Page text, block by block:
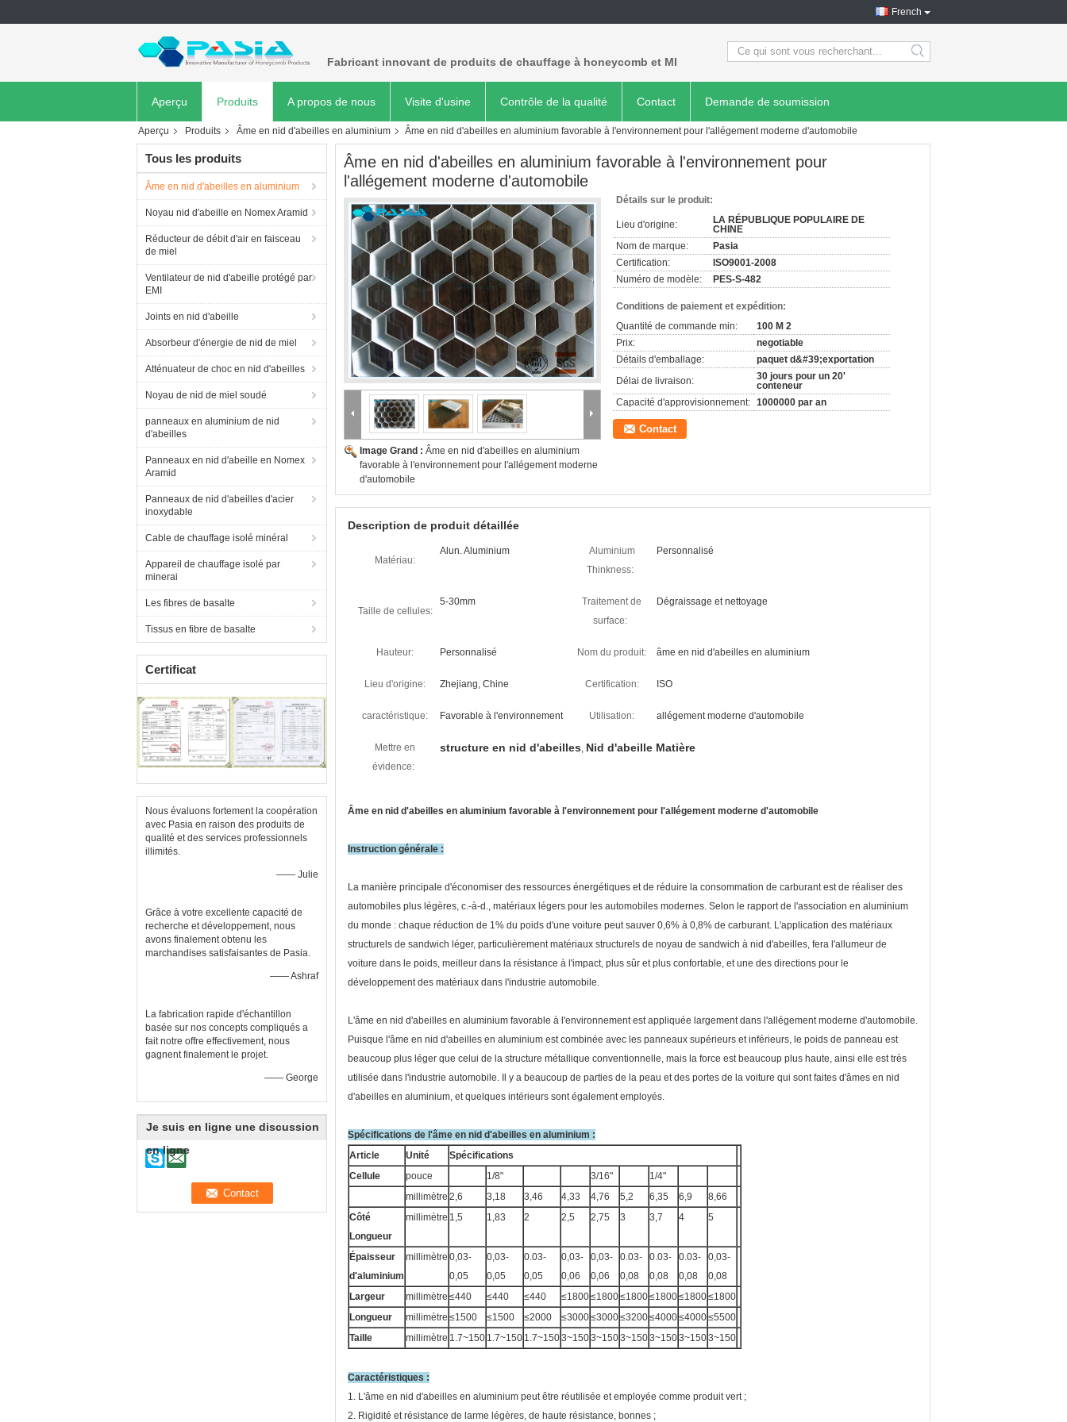
French
Fabricant innovant de produits de chauffage à honeycomb et MI search
Aperçu Produits A propos de nous Visite d'usine Contrôle de la qualité Contact Demande de soumission
Aperçu Produits Âme en nid d'abeilles en aluminium Âme en nid d'abeilles en aluminium favorable à l'environnement pour l'allégement moderne d'automobile
Tous les produits
Âme en nid d'abeilles en aluminium
Noyau nid d'abeille en Nomex Aramid
Réducteur de débit d'air en faisceau
de miel
Ventilateur de nid d'abeille protégé par
EMI
Joints en nid d'abeille
Absorbeur d'énergie de nid de miel
Atténuateur de choc en nid d'abeilles
Noyau de nid de miel soudé
panneaux en aluminium de nid
d'abeilles
Panneaux en nid d'abeille en Nomex
Aramid
Panneaux de nid d'abeilles d'acier
inoxydable
Cable de chauffage isolé minéral
Appareil de chauffage isolé par
minerai
Les fibres de basalte
Tissus en fibre de basalte
Certificat
Nous évaluons fortement la coopération
avec Pasia en raison des produits de
qualité et des services professionnels
illimités.
—— Julie
Grâce à votre excellente capacité de
recherche et développement, nous
avons finalement obtenu les
marchandises satisfaisantes de Pasia.
—— Ashraf
La fabrication rapide d'échantillon
basée sur nos concepts compliqués a
fait notre offre effectivement, nous
gagnent finalement le projet.
—— George
Je suis en ligne une discussion
en ligne
Âme en nid d'abeilles en aluminium favorable à l'environnement pour
l'allégement moderne d'automobile
Image Grand : Âme en nid d'abeilles en aluminium
favorable à l'environnement pour l'allégement moderne
d'automobile
Détails sur le produit:
Lieu d'origine:
LA RÉPUBLIQUE POPULAIRE DE
CHINE
Nom de marque:
Pasia
Certification:
ISO9001-2008
Numéro de modèle:
PES-S-482
Conditions de paiement et expédition:
Quantité de commande min:
100 M 2
Prix:
negotiable
Détails d'emballage:
paquet d&#39;exportation
Délai de livraison:
30 jours pour un 20'
conteneur
Capacité d'approvisionnement: 1000000 par an
Contact
Description de produit détaillée
Matériau:
Alun. Aluminium
Aluminium
Thinkness:
Personnalisé
Taille de cellules:
5-30mm
Traitement de
surface:
Dégraissage et nettoyage
Hauteur: Personnalisé Nom du produit: âme en nid d'abeilles en aluminium
Lieu d'origine: Zhejiang, Chine Certification: ISO
caractéristique: Favorable à l'environnement Utilisation: allégement moderne d'automobile
Mettre en
évidence:
structure en nid d'abeilles, Nid d'abeille Matière
Âme en nid d'abeilles en aluminium favorable à l'environnement pour l'allégement moderne d'automobile
Instruction générale :
La manière principale d'économiser des ressources énergétiques et de réduire la consommation de carburant est de réaliser des
automobiles plus légères, c.-à-d., matériaux légers pour les automobiles modernes. Selon le rapport de l'association en aluminium
du monde : chaque réduction de 1% du poids d'une voiture peut sauver 0,6% à 0,8% de carburant. L'application des matériaux
structurels de sandwich léger, particulièrement matériaux structurels de noyau de sandwich à nid d'abeilles, fera l'allumeur de
voiture dans le poids, meilleur dans la résistance à l'impact, plus sûr et plus confortable, et une des directions pour le
développement des matériaux dans l'industrie automobile.
L'âme en nid d'abeilles en aluminium favorable à l'environnement est appliquée largement dans l'allégement moderne d'automobile.
Puisque l'âme en nid d'abeilles en aluminium est combinée avec les panneaux supérieurs et inférieurs, le poids de panneau est
beaucoup plus léger que celui de la structure métallique conventionnelle, mais la force est beaucoup plus haute, ainsi elle est très
utilisée dans l'industrie automobile. Il y a beaucoup de parties de la peau et des portes de la voiture qui sont faites d'âmes en nid
d'abeilles en aluminium, et quelques intérieurs sont également employés.
Spécifications de l'âme en nid d'abeilles en aluminium :
Article
Unité
Spécifications
Cellule
pouce 1/8" 3/16"
1/4"
millimètre 2,6 3,18 3,46 4,33 4,76 5,2 6,35 6,9
8,66
Côté
Longueur
millimètre 1,5 1,83 2 2,5 2,75 3 3,7 4 5
Épaisseur
d'aluminium
millimètre 0,03-
0,05
0,03-
0,05
0.03-
0,05
0,03-
0,06
0,03-
0,06
0.03-
0,08
0.03-
0,08
0.03-
0,08
0,03-
0,08
Largeur
millimètre ≤440 ≤440 ≤440 ≤1800≤1800≤1800≤1800≤1800≤1800
Longueur
millimètre ≤1500 ≤1500 ≤2000 ≤3000≤3000≤3200≤4000≤4000≤5500
Taille
millimètre 1.7~150 1.7~150 1.7~1503~1503~1503~1503~1503~1503~150
Caractéristiques :
1. L'âme en nid d'abeilles en aluminium peut être réutilisée et employée comme produit vert ;
2. Rigidité et résistance de larme légères, de haute résistance, bonnes ;